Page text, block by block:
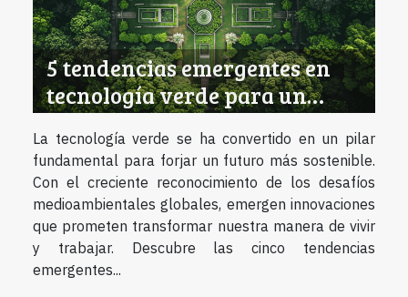
5 tendencias emergentes en
tecnología verde para un
futuro sostenible
La tecnología verde se ha convertido en un pilar
fundamental para forjar un futuro más sostenible.
Con el creciente reconocimiento de los desafíos
medioambientales globales, emergen innovaciones
que prometen transformar nuestra manera de vivir
y trabajar. Descubre las cinco tendencias
emergentes...